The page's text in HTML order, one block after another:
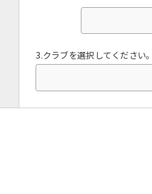
3.クラブを選択してください。
automatic translation) to return to
the top page.
translation service, the Japanese